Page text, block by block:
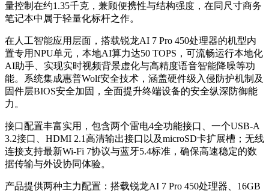
量控制在约1.35千克，兼顾便携性与结构强度，在同尺寸商务
笔记本中属于轻量化标杆之作。
在人工智能应用层面，搭载锐龙AI 7 Pro 450处理器的机型内
置专用NPU单元，本地AI算力达50 TOPS，可流畅运行本地化
AI助手、实现实时视频背景虚化与高精度语音智能降噪等功
能。系统集成惠普Wolf安全技术，涵盖硬件级入侵防护机制及
固件层BIOS安全加固，全面提升终端设备的安全纵深防御能
力。
接口配置丰富实用，包含两个雷电4全功能接口、一个USB-A
3.2接口、HDMI 2.1高清输出接口以及microSD卡扩展槽；无线
连接支持最新Wi-Fi 7协议与蓝牙5.4标准，确保高速稳定的数
据传输与外设协同体验。
产品提供两种主力配置：搭载锐龙AI 7 Pro 450处理器、16GB